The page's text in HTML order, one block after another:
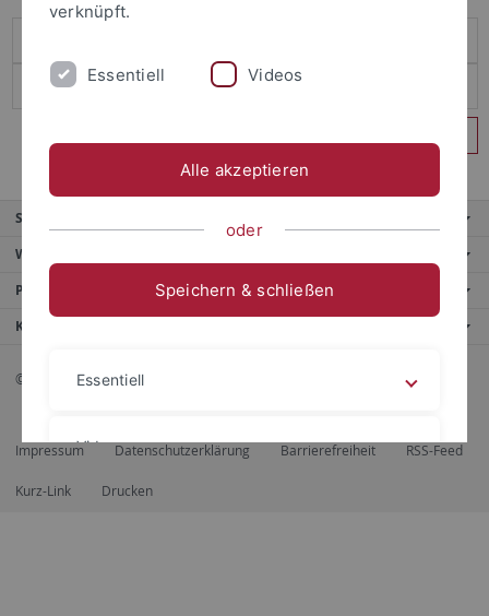
Service
Weitere Angebote
Portale
Kontaktinfo
© 2026 Eberhard Karls Universität Tübingen, Tübingen
Impressum Datenschutzerklärung Barrierefreiheit RSS-Feed
Kurz-Link Drucken
verknüpft.
Essentiell Videos
Alle akzeptieren
oder
Speichern & schließen
Essentiell
Videos